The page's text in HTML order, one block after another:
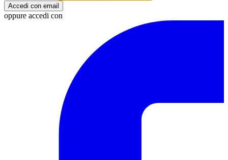
Accedi con email
oppure accedi con